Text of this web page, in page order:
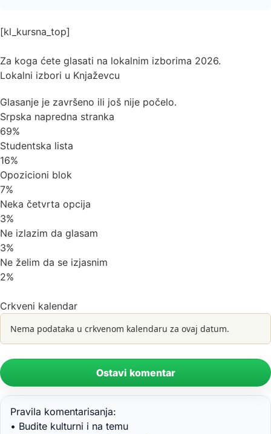
[kl_kursna_top]
Za koga ćete glasati na lokalnim izborima 2026.
Lokalni izbori u Knjaževcu
Glasanje je završeno ili još nije počelo.
Srpska napredna stranka
69%
Studentska lista
16%
Opozicioni blok
7%
Neka četvrta opcija
3%
Ne izlazim da glasam
3%
Ne želim da se izjasnim
2%
Crkveni kalendar
Nema podataka u crkvenom kalendaru za ovaj datum.
Ostavi komentar
Pravila komentarisanja:
• Budite kulturni i na temu